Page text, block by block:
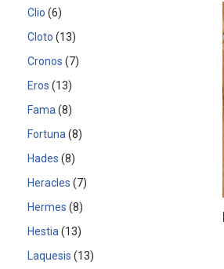
Clio 6
Cloto
13
Cronos
7
Eros
13
Fama 8
Fortuna 8
Hades 8
Heracles
7
Hermes 8
Hestia
13
Laquesis
13